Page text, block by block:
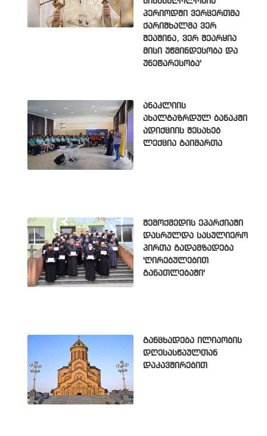
პერიოდში ვერცერთმა
ქარიშხალმა ვერ
შეაშინა, ვერ შეარყია
მისი უწმინდესობა და
უნეტარესობა'
ანაკლიის
ახალგაზრდულ ბანაკში
ადიქციის შესახებ
ლექცია გაიმართა
შემოქმედის ეპარქიაში
დასრულდა სასულიერო
პირთა გადამზადება
'ღირებულებით
განათლებაში'
განცხადება ილიაობის
დღესასწაულთან
დაკავშირებით